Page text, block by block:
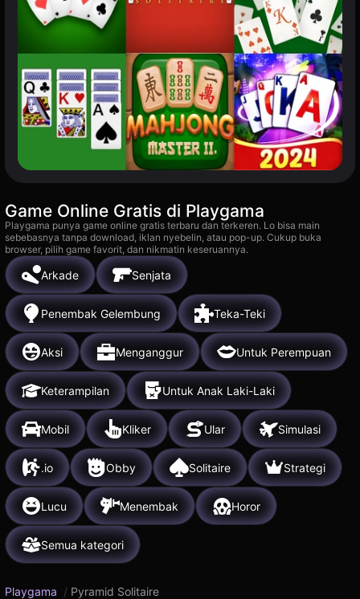
Game Online Gratis di Playgama
Playgama punya game online gratis terbaru dan terkeren. Lo bisa main
sebebasnya tanpa download, iklan nyebelin, atau pop-up. Cukup buka
browser, pilih game favorit, dan nikmatin keseruannya.
Arkade Senjata
Penembak Gelembung Teka-Teki
Aksi Menganggur Untuk Perempuan
Keterampilan Untuk Anak Laki-Laki
Mobil Kliker Ular Simulasi
.io Obby Solitaire Strategi
Lucu Menembak Horor
Semua kategori
Playgama / Pyramid Solitaire